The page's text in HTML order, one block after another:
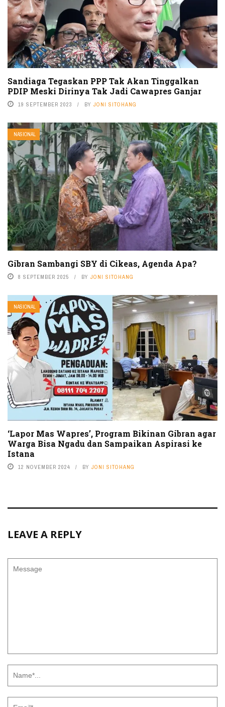
Sandiaga Tegaskan PPP Tak Akan Tinggalkan
PDIP Meski Dirinya Tak Jadi Cawapres Ganjar
19 SEPTEMBER 2023 BY JONI SITOHANG
NASIONAL
Gibran Sambangi SBY di Cikeas, Agenda Apa?
8 SEPTEMBER 2025 BY JONI SITOHANG
NASIONAL
‘Lapor Mas Wapres’, Program Bikinan Gibran agar
Warga Bisa Ngadu dan Sampaikan Aspirasi ke
Istana
12 NOVEMBER 2024 BY JONI SITOHANG
LEAVE A REPLY